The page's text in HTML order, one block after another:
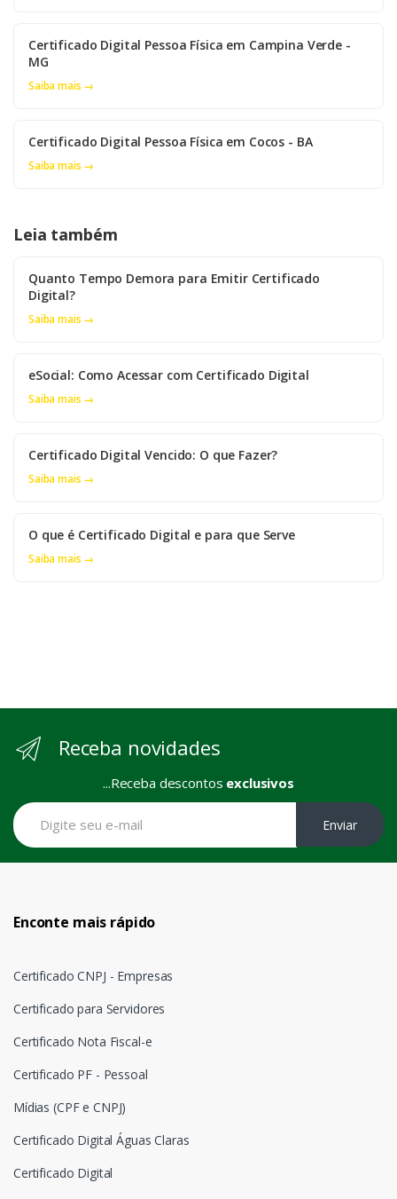
Certificado Digital Pessoa Física em Campina Verde -
MG
Saiba mais →
Certificado Digital Pessoa Física em Cocos - BA
Saiba mais →
Leia também
Quanto Tempo Demora para Emitir Certificado
Digital?
Saiba mais →
eSocial: Como Acessar com Certificado Digital
Saiba mais →
Certificado Digital Vencido: O que Fazer?
Saiba mais →
O que é Certificado Digital e para que Serve
Saiba mais →
Receba novidades
...Receba descontos exclusivos
Enviar
Enconte mais rápido
Certificado CNPJ - Empresas
Certificado para Servidores
Certificado Nota Fiscal-e
Certificado PF - Pessoal
Mídias (CPF e CNPJ)
Certificado Digital Águas Claras
Certificado Digital